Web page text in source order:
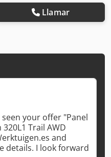
Llamar